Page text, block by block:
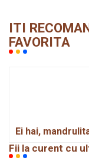
ITI
FAVORITA
Ei hai,
Fii la curent cu